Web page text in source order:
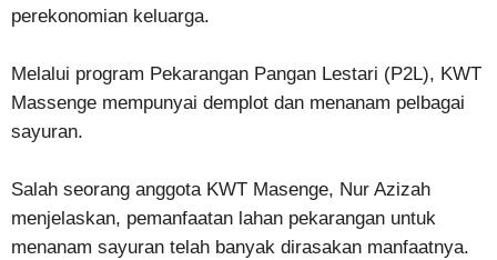
perekonomian keluarga.
Melalui program Pekarangan Pangan Lestari (P2L), KWT
Massenge mempunyai demplot dan menanam pelbagai
sayuran.
Salah seorang anggota KWT Masenge, Nur Azizah
menjelaskan, pemanfaatan lahan pekarangan untuk
menanam sayuran telah banyak dirasakan manfaatnya.